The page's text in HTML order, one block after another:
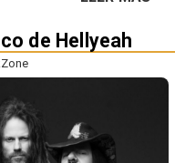
de Hellyeah